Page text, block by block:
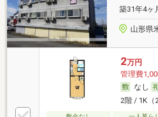
築31年4ヶ
山形県
2万円
管理費
なし
2階 / 1K（